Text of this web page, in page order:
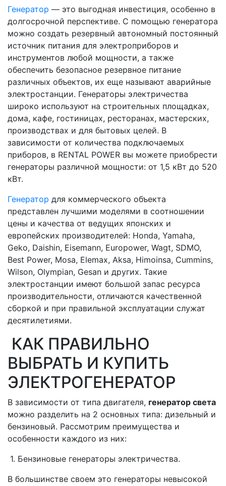
Генератор — это выгодная инвестиция, особенно в
долгосрочной перспективе. С помощью генератора
можно создать резервный автономный постоянный
источник питания для электроприборов и
инструментов любой мощности, а также
обеспечить безопасное резервное питание
различных объектов, их еще называют аварийные
электростанции. Генераторы электричества
широко используют на строительных площадках,
дома, кафе, гостиницах, ресторанах, мастерских,
производствах и для бытовых целей. В
зависимости от количества подключаемых
приборов, в RENTAL POWER вы можете приобрести
генераторы различной мощности: от 1,5 кВт до 520
кВт.
Генератор для коммерческого объекта
представлен лучшими моделями в соотношении
цены и качества от ведущих японских и
европейских производителей: Honda, Yamaha,
Geko, Daishin, Eisemann, Europower, Wagt, SDMO,
Best Power, Mosa, Elemax, Aksa, Himoinsa, Cummins,
Wilson, Olympian, Gesan и других. Такие
электростанции имеют большой запас ресурса
производительности, отличаются качественной
сборкой и при правильной эксплуатации служат
десятилетиями.
КАК ПРАВИЛЬНО
ВЫБРАТЬ И КУПИТЬ
ЭЛЕКТРОГЕНЕРАТОР
В зависимости от типа двигателя, генератор света
можно разделить на 2 основных типа: дизельный и
бензиновый. Рассмотрим преимущества и
особенности каждого из них:
1. Бензиновые генераторы электричества.
В большинстве своем это генераторы невысокой